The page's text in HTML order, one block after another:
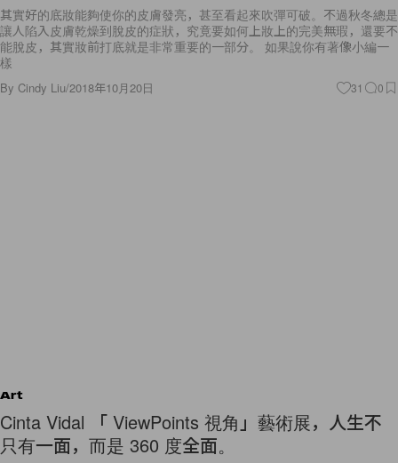
其實好的底妝能夠使你的皮膚發亮，甚至看起來吹彈可破。不過秋冬總是
讓人陷入皮膚乾燥到脫皮的症狀，究竟要如何上妝上的完美無瑕，還要不
能脫皮，其實妝前打底就是非常重要的一部分。 如果說你有著像小編一
樣
By Cindy Liu/2018年10月20日 31 0
Art
Cinta Vidal 「 ViewPoints 視角」藝術展，人生不
只有一面，而是 360 度全面。